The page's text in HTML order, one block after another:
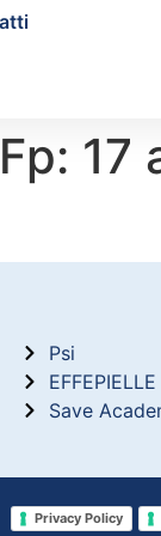
17
Psi
Save
Privacy Policy